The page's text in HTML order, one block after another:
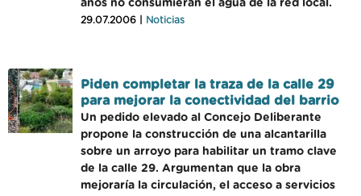
años no consumieran el agua de la red local.
29.07.2006 | Noticias
Piden completar la traza de la calle 29
para mejorar la conectividad del barrio
Un pedido elevado al Concejo Deliberante
propone la construcción de una alcantarilla
sobre un arroyo para habilitar un tramo clave
de la calle 29. Argumentan que la obra
mejoraría la circulación, el acceso a servicios